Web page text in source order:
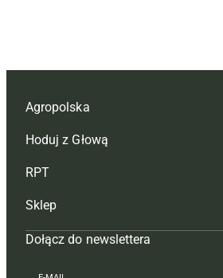
Agropolska
Redakcja
Reklama
Tagi
Mapa serwisu
Kontakt
Hoduj z Głową
Hoduj z głową bydło
Hoduj z głową świnie
Prenumerata
Redakcja
RPT
Redakcja
Prenumerata
Reklama
Sklep
Czasopisma i prenumerata
Dołącz do newslettera